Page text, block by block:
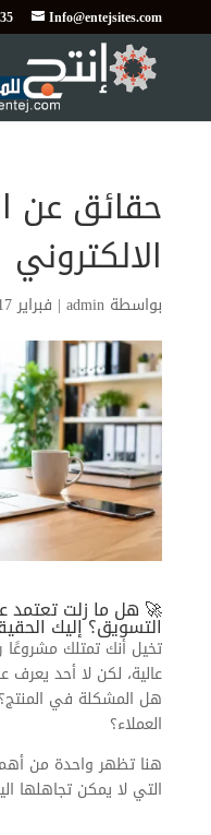
Info@entejsites.com
حقائق عن
الالكتروني
بواسطة admin
| فبراير 17, 2013
🚀 هل ما زلت تعتمد
التسويق؟ إليك
تخيل أنك تمتلك مشروعًا
عالية، لكن لا أحد
هل المشكلة في
العملاء؟
هنا تظهر واحدة من
التي لا يمكن تجاهلها